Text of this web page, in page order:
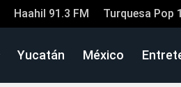
Haahil 91.3 FM Turquesa Pop
Yucatán México